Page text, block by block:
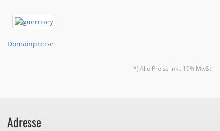
Domainpreise
*) Alle Preise inkl. 19% MwSt.
Adresse